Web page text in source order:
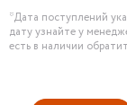
*Дата поступлений
дату узнайте у
есть в наличии